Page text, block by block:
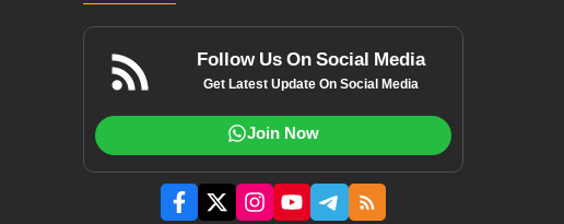
Follow Us On Social Media
Get Latest Update On Social Media
Join Now